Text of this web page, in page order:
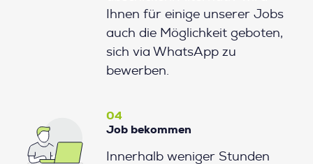
Ihnen für einige unserer Jobs
auch die Möglichkeit geboten,
sich via WhatsApp zu
bewerben.
04
Job bekommen
Innerhalb weniger Stunden